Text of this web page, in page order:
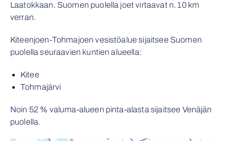
Laatokkaan. Suomen puolella joet virtaavat n. 10 km
verran.
Kiteenjoen-Tohmajoen vesistöalue sijaitsee Suomen
puolella seuraavien kuntien alueella:
Kitee
Tohmajärvi
Noin 52 % valuma-alueen pinta-alasta sijaitsee Venäjän
puolella.